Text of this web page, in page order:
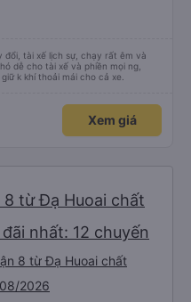
đổi, tài xế lịch sự, chạy rất êm và
dễ cho tài xế và phiền mọi ng,
k khí thoải mái cho cả xe.
Xem giá
từ Đạ Huoai chất
nhất: 12 chuyến
8 từ Đạ Huoai chất
2026